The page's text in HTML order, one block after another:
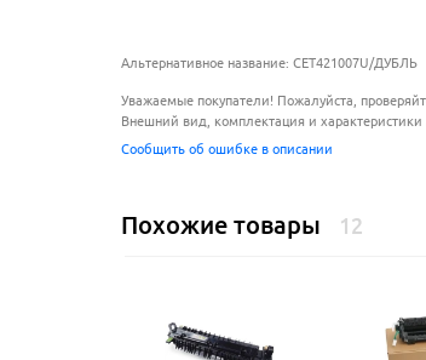
Альтернативное название: CET421007U/ДУБЛЬ
Уважаемые покупатели! Пожалуйста,
Внешний вид, комплектация и
Сообщить об ошибке в описании
Похожие товары 12